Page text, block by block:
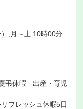
,月～土:10時00分
休暇 出産・育児
フレッシュ休暇5日